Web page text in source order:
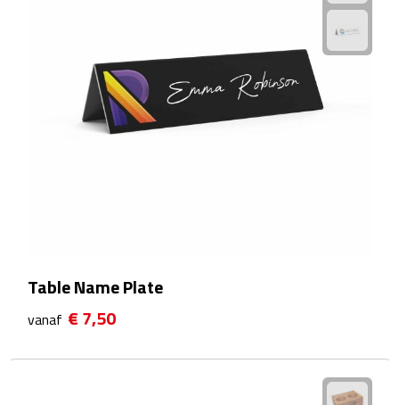
Campinglampen
Campingstoeltjes
Table Name Plate
vanaf € 7,50